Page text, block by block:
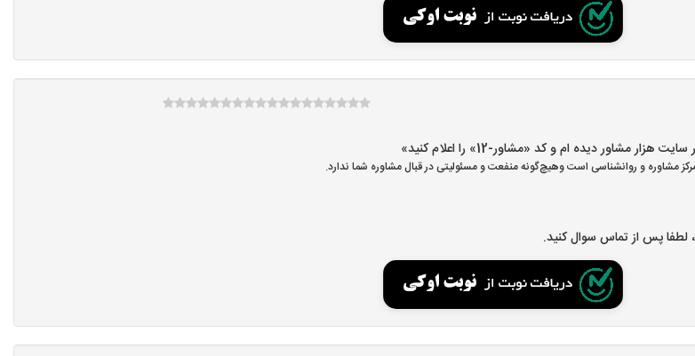
مشاور دیده ام و کد «مشاور-12» را اعلام کنید»
و روانشناسی است وهیچ‌گونه منفعت و مسئولیتی در قبال مشاوره شما ندارد.
لطفا پس از تماس سوال کنید.